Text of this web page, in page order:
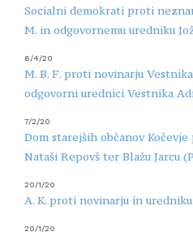
Socialni demokrati proti
M. in odgovornemu uredniku
6/4/20
M. B. F. proti novinarju
odgovorni urednici Vestnika
7/2/20
Dom starejših občanov
Nataši Repovš ter Blažu Jarcu
20/1/20
A. K. proti novinarju in
20/1/20